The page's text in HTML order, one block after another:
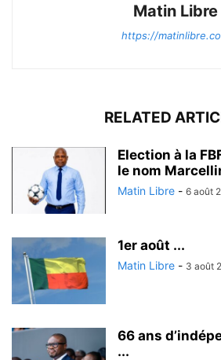
Matin Libre
https://
RELATED
Election à la
le nom
Matin Libre - 6 août
1er août ...
Matin Libre - 3 août
66 ans
...